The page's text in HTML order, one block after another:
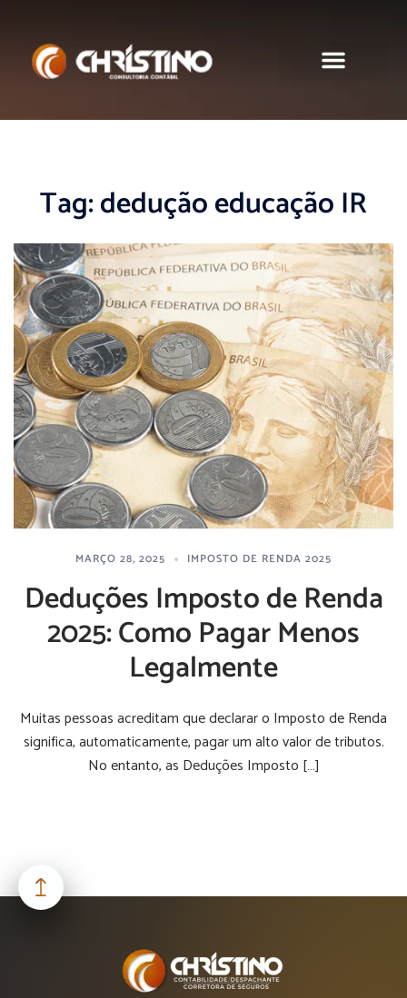
Tag:dedução educação IR
MARÇO 28, 2025 IMPOSTO DE RENDA 2025
Deduções Imposto de Renda
2025: Como Pagar Menos
Legalmente
Muitas pessoas acreditam que declarar o Imposto de Renda
significa, automaticamente, pagar um alto valor de tributos.
No entanto, as Deduções Imposto […]